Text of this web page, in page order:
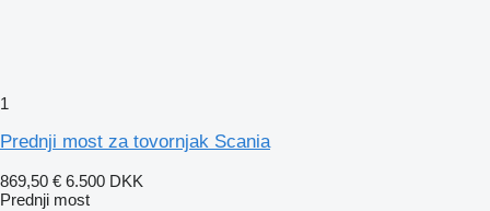
1
Prednji most za tovornjak Scania
869,50 € 6.500 DKK
Prednji most